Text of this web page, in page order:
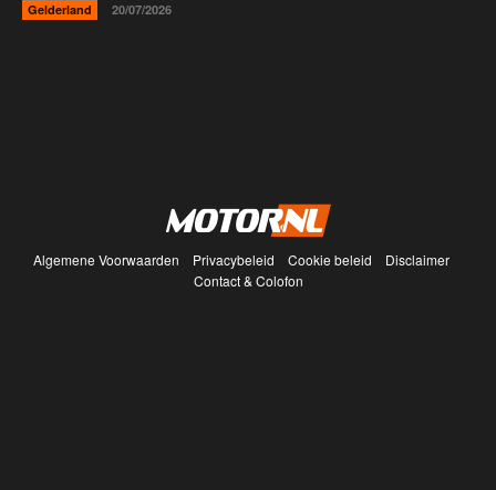
Gelderland 20/07/2026
Algemene Voorwaarden Privacybeleid Cookie beleid
Disclaimer
Contact & Colofon